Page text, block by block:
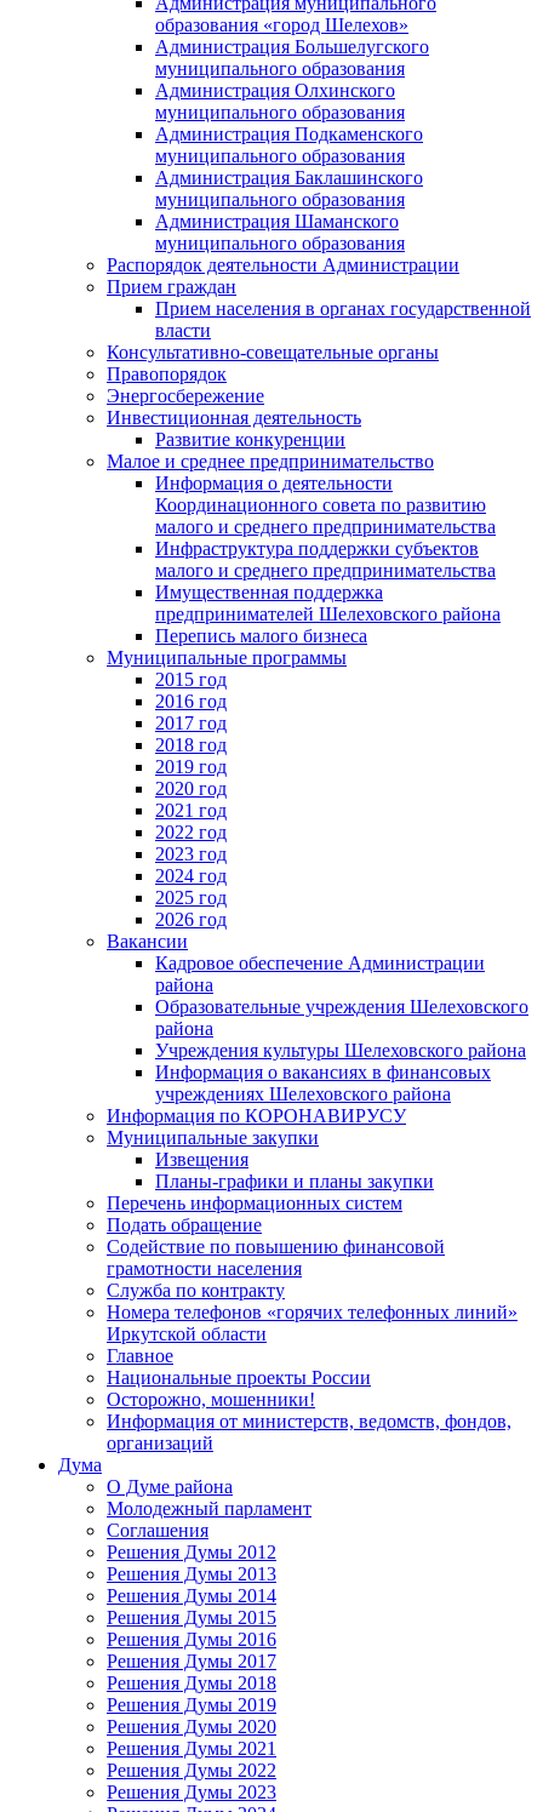
образования «город Шелехов»
Администрация Большелугского
муниципального образования
Администрация Олхинского
муниципального образования
Администрация Подкаменского
муниципального образования
Администрация Баклашинского
муниципального образования
Администрация Шаманского
муниципального образования
Распорядок деятельности Администрации
Прием граждан
Прием населения в органах государственной
власти
Консультативно-совещательные органы
Правопорядок
Энергосбережение
Инвестиционная деятельность
Развитие конкуренции
Малое и среднее предпринимательство
Информация о деятельности
Координационного совета по развитию
малого и среднего предпринимательства
Инфраструктура поддержки субъектов
малого и среднего предпринимательства
Имущественная поддержка
предпринимателей Шелеховского района
Перепись малого бизнеса
Муниципальные программы
2015 год
2016 год
2017 год
2018 год
2019 год
2020 год
2021 год
2022 год
2023 год
2024 год
2025 год
2026 год
Вакансии
Кадровое обеспечение Администрации
района
Образовательные учреждения Шелеховского
района
Учреждения культуры Шелеховского района
Информация о вакансиях в финансовых
учреждениях Шелеховского района
Информация по КОРОНАВИРУСУ
Муниципальные закупки
Извещения
Планы-графики и планы закупки
Перечень информационных систем
Подать обращение
Содействие по повышению финансовой
грамотности населения
Служба по контракту
Номера телефонов «горячих телефонных линий»
Иркутской области
Главное
Национальные проекты России
Осторожно, мошенники!
Информация от министерств, ведомств, фондов,
организаций
Дума
О Думе района
Молодежный парламент
Соглашения
Решения Думы 2012
Решения Думы 2013
Решения Думы 2014
Решения Думы 2015
Решения Думы 2016
Решения Думы 2017
Решения Думы 2018
Решения Думы 2019
Решения Думы 2020
Решения Думы 2021
Решения Думы 2022
Решения Думы 2023